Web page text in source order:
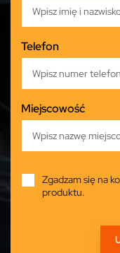
Telefon
Miejscowość
Zgadzam się na
produktu.